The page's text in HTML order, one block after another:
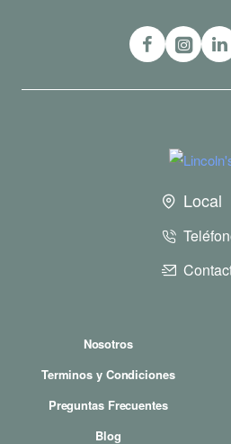
Local
Nosotros
Terminos y Condiciones
Preguntas Frecuentes
Blog